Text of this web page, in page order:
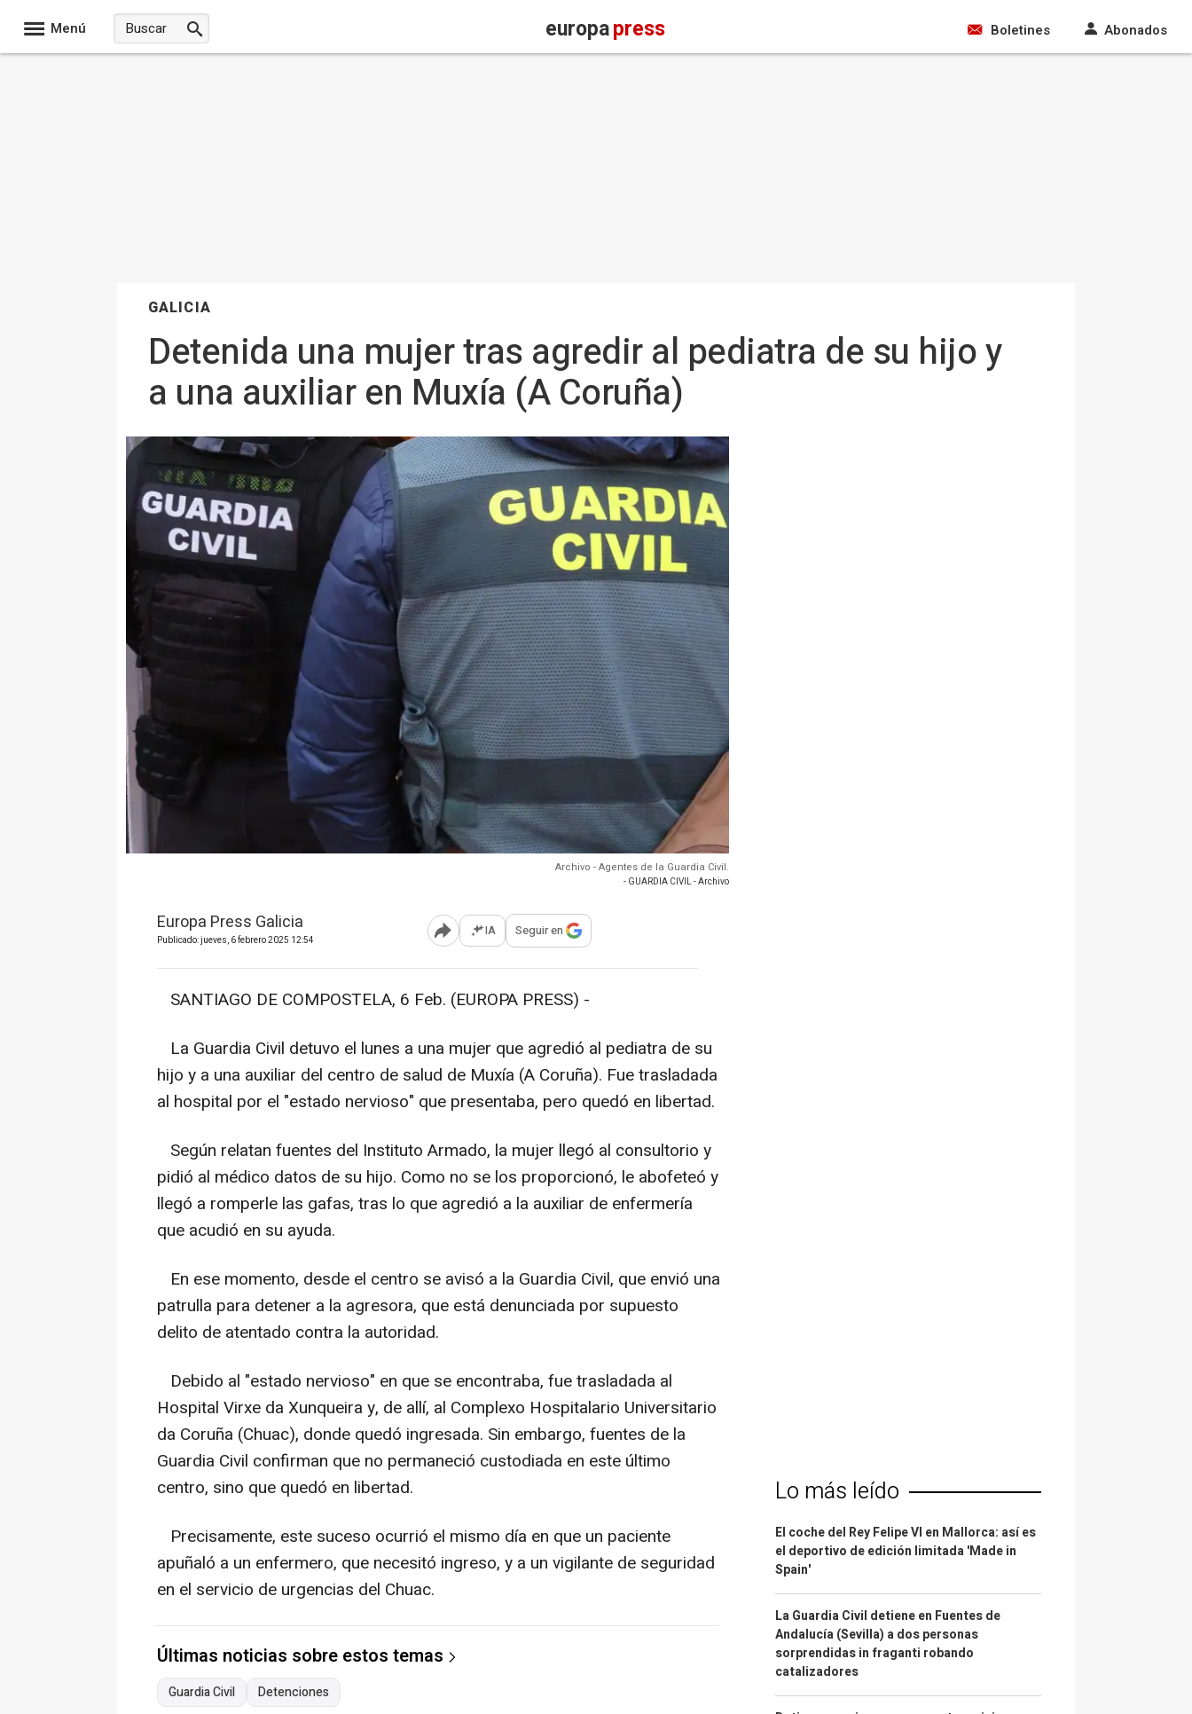
Menú europapress Boletines Abonados
GALICIA
Detenida una mujer tras agredir al pediatra de su hijo y
a una auxiliar en Muxía (A Coruña)
Archivo - Agentes de la Guardia Civil.
- GUARDIA CIVIL - Archivo
Europa Press Galicia
Publicado: jueves, 6 febrero 2025 12:54 Abrir opciones para compartir
IA Seguir en
SANTIAGO DE COMPOSTELA, 6 Feb. (EUROPA PRESS) -
La Guardia Civil detuvo el lunes a una mujer que agredió al pediatra de su
hijo y a una auxiliar del centro de salud de Muxía (A Coruña). Fue trasladada
al hospital por el "estado nervioso" que presentaba, pero quedó en libertad.
Según relatan fuentes del Instituto Armado, la mujer llegó al consultorio y
pidió al médico datos de su hijo. Como no se los proporcionó, le abofeteó y
llegó a romperle las gafas, tras lo que agredió a la auxiliar de enfermería
que acudió en su ayuda.
En ese momento, desde el centro se avisó a la Guardia Civil, que envió una
patrulla para detener a la agresora, que está denunciada por supuesto
delito de atentado contra la autoridad.
Debido al "estado nervioso" en que se encontraba, fue trasladada al
Hospital Virxe da Xunqueira y, de allí, al Complexo Hospitalario Universitario
da Coruña (Chuac), donde quedó ingresada. Sin embargo, fuentes de la
Guardia Civil confirman que no permaneció custodiada en este último
centro, sino que quedó en libertad.
Precisamente, este suceso ocurrió el mismo día en que un paciente
apuñaló a un enfermero, que necesitó ingreso, y a un vigilante de seguridad
en el servicio de urgencias del Chuac.
Últimas noticias sobre estos temas
Guardia Civil Detenciones
Lo más leído
El coche del Rey Felipe VI en Mallorca: así es
el deportivo de edición limitada 'Made in
Spain'
La Guardia Civil detiene en Fuentes de
Andalucía (Sevilla) a dos personas
sorprendidas in fraganti robando
catalizadores